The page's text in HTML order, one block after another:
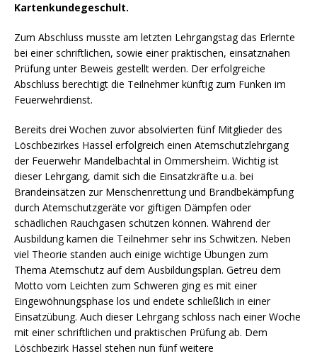
Kartenkundegeschult.
Zum Abschluss musste am letzten Lehrgangstag das Erlernte
bei einer schriftlichen, sowie einer praktischen, einsatznahen
Prüfung unter Beweis gestellt werden. Der erfolgreiche
Abschluss berechtigt die Teilnehmer künftig zum Funken im
Feuerwehrdienst.
Bereits drei Wochen zuvor absolvierten fünf Mitglieder des
Löschbezirkes Hassel erfolgreich einen Atemschutzlehrgang
der Feuerwehr Mandelbachtal in Ommersheim. Wichtig ist
dieser Lehrgang, damit sich die Einsatzkräfte u.a. bei
Brandeinsätzen zur Menschenrettung und Brandbekämpfung
durch Atemschutzgeräte vor giftigen Dämpfen oder
schädlichen Rauchgasen schützen können. Während der
Ausbildung kamen die Teilnehmer sehr ins Schwitzen. Neben
viel Theorie standen auch einige wichtige Übungen zum
Thema Atemschutz auf dem Ausbildungsplan. Getreu dem
Motto vom Leichten zum Schweren ging es mit einer
Eingewöhnungsphase los und endete schließlich in einer
Einsatzübung. Auch dieser Lehrgang schloss nach einer Woche
mit einer schriftlichen und praktischen Prüfung ab. Dem
Löschbezirk Hassel stehen nun fünf weitere